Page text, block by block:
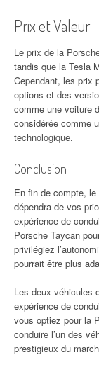
Prix et Valeur
Le prix de la
tandis que la Tesla
Cependant, les prix
options et des
comme une voiture
considérée comme
technologique.
Conclusion
En fin de compte,
dépendra de vos
expérience de
Porsche Taycan
privilégiez
pourrait être plus
Les deux véhicules
expérience de
vous optiez pour la
conduire l’un des
prestigieux du